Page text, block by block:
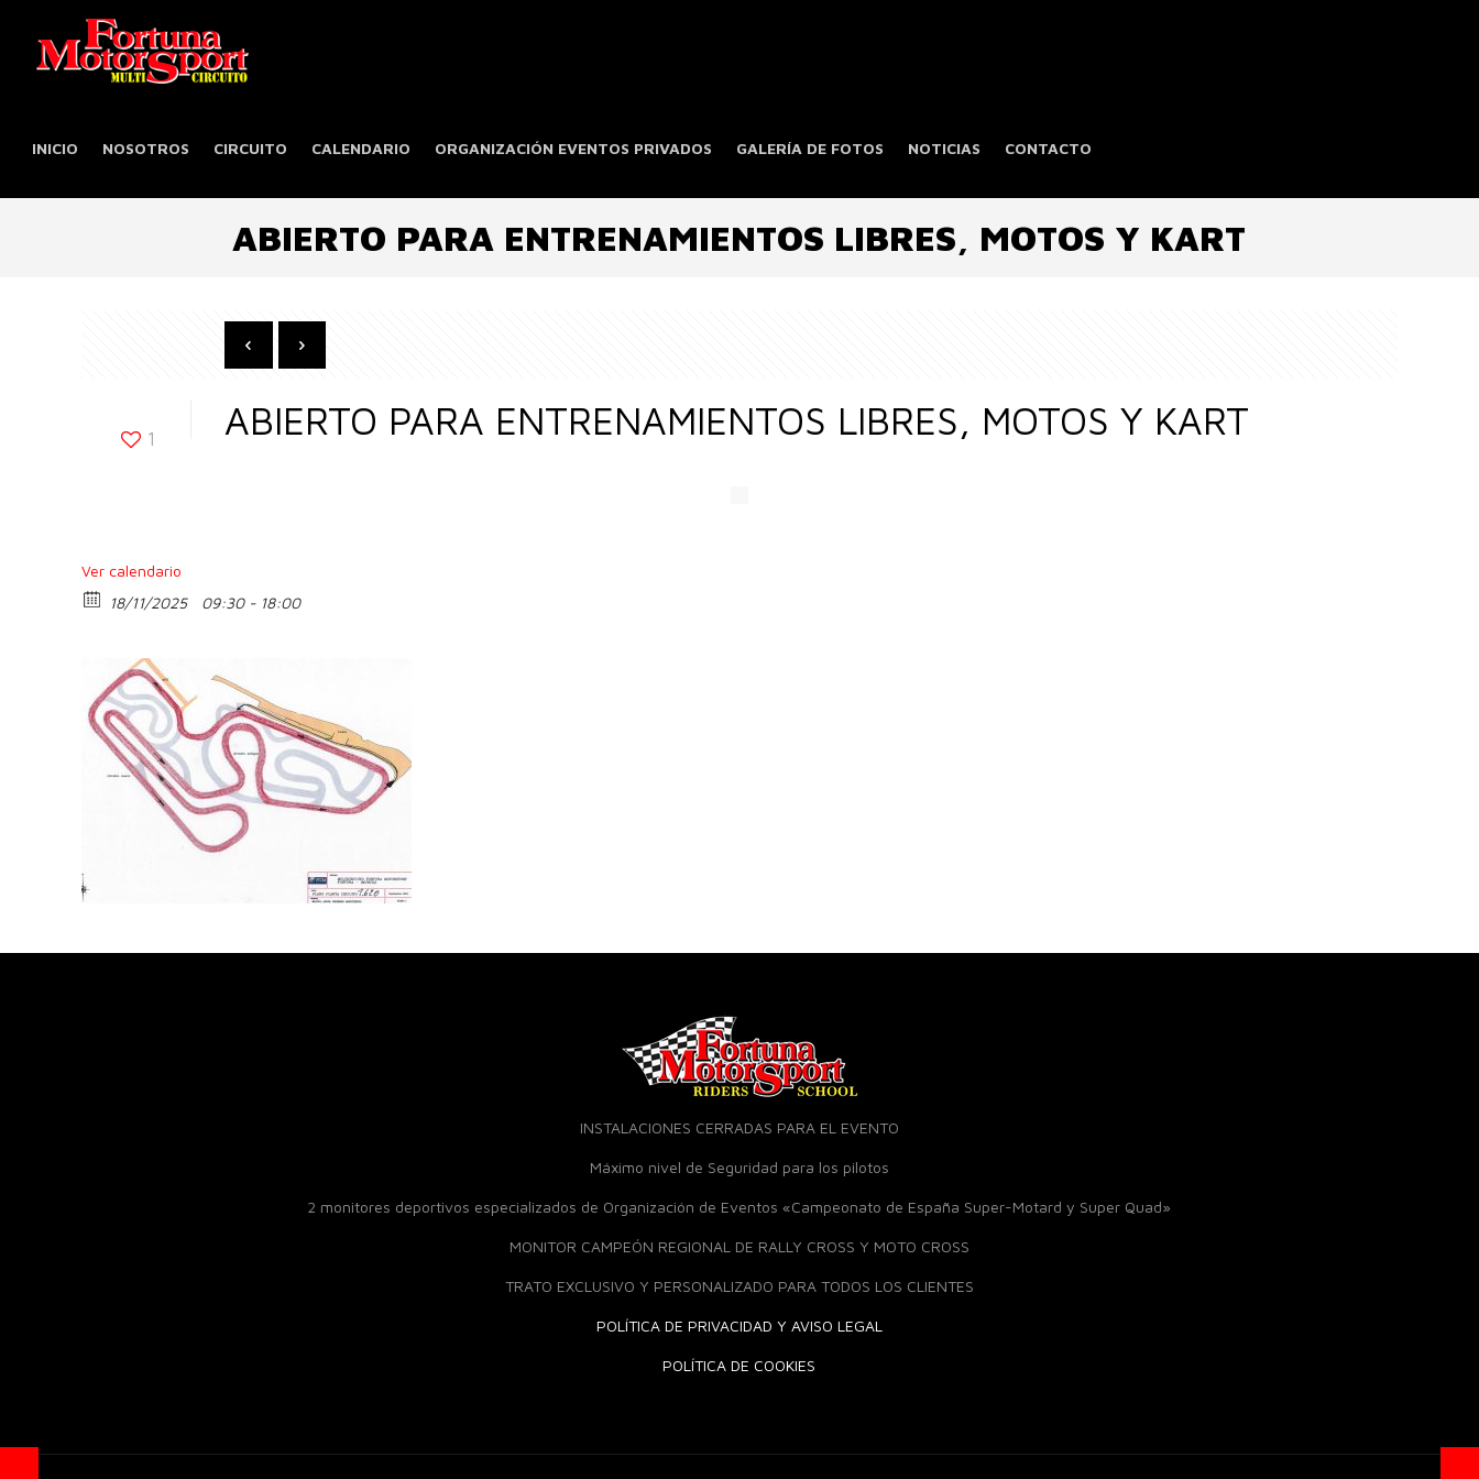
INICIO NOSOTROS CIRCUITO CALENDARIO ORGANIZACIÓN EVENTOS PRIVADOS GALERÍA DE FOTOS NOTICIAS CONTACTO
ABIERTO PARA ENTRENAMIENTOS LIBRES, MOTOS Y KART
1 ABIERTO PARA ENTRENAMIENTOS LIBRES, MOTOS Y KART
Ver calendario
18/11/2025
09:30 - 18:00
INSTALACIONES CERRADAS PARA EL EVENTO
Máximo nivel de Seguridad para los pilotos
2 monitores deportivos especializados de Organización de Eventos «Campeonato de España Super-Motard y Super Quad»
MONITOR CAMPEÓN REGIONAL DE RALLY CROSS Y MOTO CROSS
TRATO EXCLUSIVO Y PERSONALIZADO PARA TODOS LOS CLIENTES
POLÍTICA DE PRIVACIDAD Y AVISO LEGAL
POLÍTICA DE COOKIES